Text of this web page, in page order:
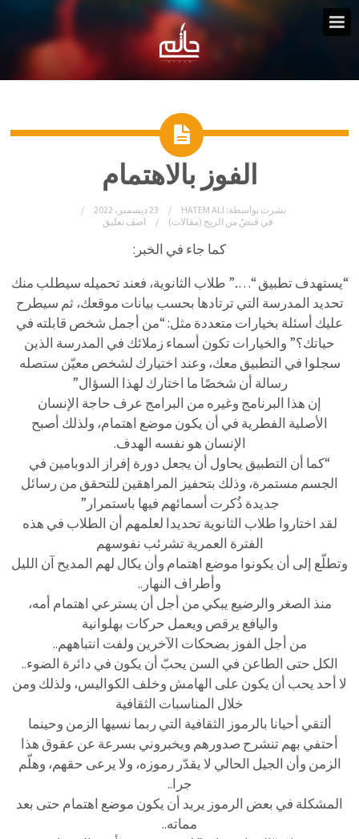
الفوز بالاهتمام
نشرت بواسطة: HATEM ALI
23 ديسمبر، 2022
في قبضٌ من الريح (مقالات) اضف تعليق
كما جاء في الخبر:
“يستهدف تطبيق “…..” طلاب الثانوية، فعند تحميله سيطلب منك
تحديد المدرسة التي ترتادها بحسب بيانات موقعك، ثم سيطرح
عليك أسئلة بخيارات متعددة مثل: “من أجمل شخص قابلته في
حياتك؟” والخيارات تكون أسماء زملائك في المدرسة الذين
سجلوا في التطبيق معك، وعند اختيارك لشخص معيّن ستصله
رسالة أن شخصًا ما اختارك لهذا السؤال”
إن هذا البرنامج وغيره من البرامج عرف حاجة الإنسان
الأصلية الفطرية في أن يكون موضع اهتمام، ولذلك أصبح
الإنسان هو نفسه الهدف.
“كما أن التطبيق يحاول أن يجعل دورة إفراز الدوبامين في
الجسم مستمرة، وذلك بتحفيز المراهقين للتحقق من رسائل
جديدة ذُكرت أسمائهم فيها باستمرار”
لقد اختاروا طلاب الثانوية تحديدا لعلمهم أن الطلاب في هذه
الفترة العمرية تشرئب نفوسهم
وتطلّع إلى أن يكونوا موضع اهتمام وأن يكال لهم المديح آن الليل
وأطراف النهار..
منذ الصغر والرضيع يبكي من أجل أن يسترعي اهتمام أمه،
واليافع يرقص ويعمل حركات بهلوانية
من أجل الفوز بضحكات الآخرين ولفت انتباههم..
الكل حتى الطاعن في السن يحبّ أن يكون في دائرة الضوء..
لا أحد يحب أن يكون على الهامش وخلف الكواليس، ولذلك ومن
خلال المناسبات الثقافية
ألتقي أحيانا بالرموز الثقافية التي ربما نسيها الزمن وحينما
أحتفي بهم تنشرح صدورهم ويخبروني بسرعة عن عقوق هذا
الزمن وأن الجيل الحالي لا يقدّر رموزه، ولا يرعى حقهم، وهلّم
جرا..
المشكلة في بعض الرموز يريد أن يكون موضع اهتمام حتى بعد
مماته..